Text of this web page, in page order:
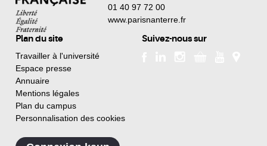
01 40 97 72 00
www.parisnanterre.fr
Plan du site
Travailler à l'université
Espace presse
Annuaire
Mentions légales
Plan du campus
Personnalisation des cookies
Suivez-nous sur